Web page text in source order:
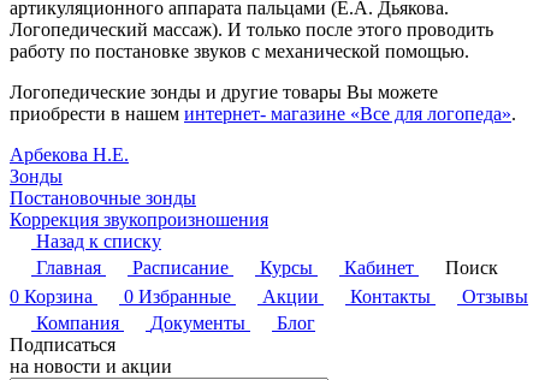
артикуляционного аппарата пальцами (Е.А. Дьякова.
Логопедический массаж). И только после этого проводить
работу по постановке звуков с механической помощью.
Логопедические зонды и другие товары Вы можете
приобрести в нашем интернет- магазине «Все для логопеда».
Арбекова Н.Е.
Зонды
Постановочные зонды
Коррекция звукопроизношения
Назад к списку
Главная
Расписание Курсы Кабинет
Поиск
0 Корзина 0 Избранные Акции Контакты
Отзывы
Компания
Документы
Блог
Подписаться
на новости и акции